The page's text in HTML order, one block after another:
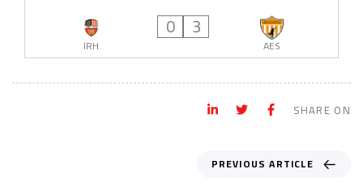
IRH
0 3
AES
SHARE ON
PREVIOUS ARTICLE